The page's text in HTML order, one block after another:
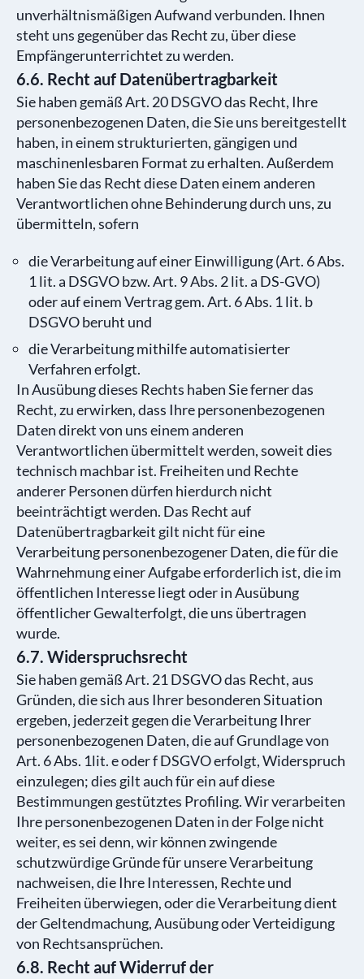
unverhältnismäßigen Aufwand verbunden. Ihnen
steht uns gegenüber das Recht zu, über diese
Empfängerunterrichtet zu werden.
6.6. Recht auf Datenübertragbarkeit
Sie haben gemäß Art. 20 DSGVO das Recht, Ihre
personenbezogenen Daten, die Sie uns bereitgestellt
haben, in einem strukturierten, gängigen und
maschinenlesbaren Format zu erhalten. Außerdem
haben Sie das Recht diese Daten einem anderen
Verantwortlichen ohne Behinderung durch uns, zu
übermitteln, sofern
die Verarbeitung auf einer Einwilligung (Art. 6 Abs.
1 lit. a DSGVO bzw. Art. 9 Abs. 2 lit. a DS-GVO)
oder auf einem Vertrag gem. Art. 6 Abs. 1 lit. b
DSGVO beruht und
die Verarbeitung mithilfe automatisierter
Verfahren erfolgt.
In Ausübung dieses Rechts haben Sie ferner das
Recht, zu erwirken, dass Ihre personenbezogenen
Daten direkt von uns einem anderen
Verantwortlichen übermittelt werden, soweit dies
technisch machbar ist. Freiheiten und Rechte
anderer Personen dürfen hierdurch nicht
beeinträchtigt werden. Das Recht auf
Datenübertragbarkeit gilt nicht für eine
Verarbeitung personenbezogener Daten, die für die
Wahrnehmung einer Aufgabe erforderlich ist, die im
öffentlichen Interesse liegt oder in Ausübung
öffentlicher Gewalterfolgt, die uns übertragen
wurde.
6.7. Widerspruchsrecht
Sie haben gemäß Art. 21 DSGVO das Recht, aus
Gründen, die sich aus Ihrer besonderen Situation
ergeben, jederzeit gegen die Verarbeitung Ihrer
personenbezogenen Daten, die auf Grundlage von
Art. 6 Abs. 1lit. e oder f DSGVO erfolgt, Widerspruch
einzulegen; dies gilt auch für ein auf diese
Bestimmungen gestütztes Profiling. Wir verarbeiten
Ihre personenbezogenen Daten in der Folge nicht
weiter, es sei denn, wir können zwingende
schutzwürdige Gründe für unsere Verarbeitung
nachweisen, die Ihre Interessen, Rechte und
Freiheiten überwiegen, oder die Verarbeitung dient
der Geltendmachung, Ausübung oder Verteidigung
von Rechtsansprüchen.
6.8. Recht auf Widerruf der